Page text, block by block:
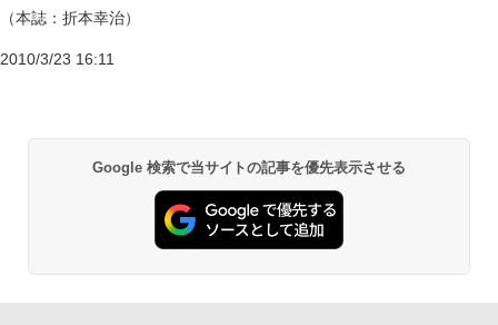
（本誌：折本幸治）
2010/3/23 16:11
Google 検索で当サイトの記事を優先表示させる